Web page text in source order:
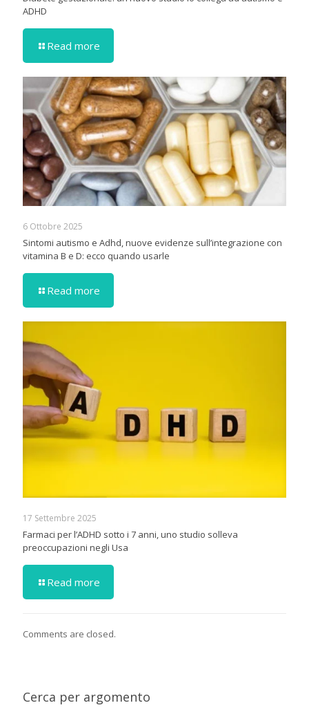
ADHD
Read more
6 Ottobre 2025
Sintomi autismo e Adhd, nuove evidenze sull’integrazione con
vitamina B e D: ecco quando usarle
Read more
17 Settembre 2025
Farmaci per l’ADHD sotto i 7 anni, uno studio solleva
preoccupazioni negli Usa
Read more
Comments are closed.
Cerca per argomento